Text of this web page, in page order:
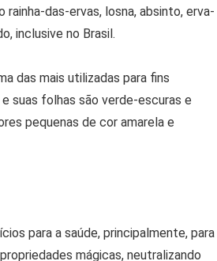
das-ervas, losna, absinto, erva-
inclusive no Brasil.
das mais utilizadas para fins
suas folhas são verde-escuras e
pequenas de cor amarela e
para a saúde, principalmente,
mágicas, neutralizando